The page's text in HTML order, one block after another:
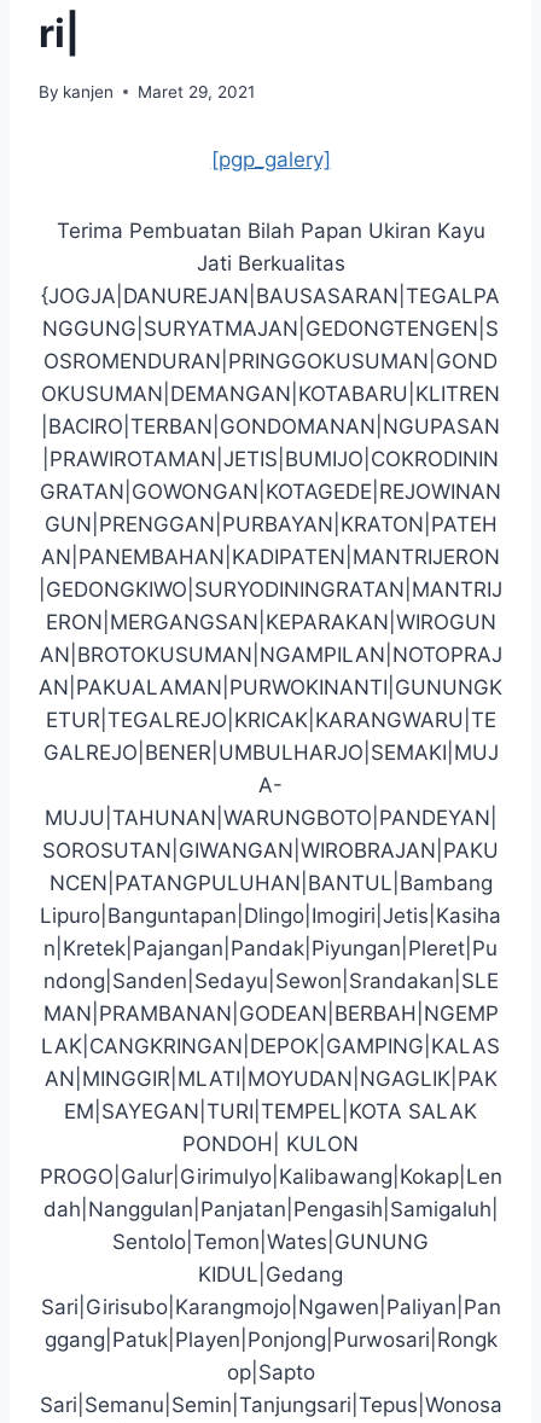
ri|
By kanjen Maret 29, 2021
[pgp_galery]
Terima Pembuatan Bilah Papan Ukiran Kayu
Jati Berkualitas
{JOGJA|DANUREJAN|BAUSASARAN|TEGALPA
NGGUNG|SURYATMAJAN|GEDONGTENGEN|S
OSROMENDURAN|PRINGGOKUSUMAN|GOND
OKUSUMAN|DEMANGAN|KOTABARU|KLITREN
|BACIRO|TERBAN|GONDOMANAN|NGUPASAN
|PRAWIROTAMAN|JETIS|BUMIJO|COKRODININ
GRATAN|GOWONGAN|KOTAGEDE|REJOWINAN
GUN|PRENGGAN|PURBAYAN|KRATON|PATEH
AN|PANEMBAHAN|KADIPATEN|MANTRIJERON
|GEDONGKIWO|SURYODININGRATAN|MANTRIJ
ERON|MERGANGSAN|KEPARAKAN|WIROGUN
AN|BROTOKUSUMAN|NGAMPILAN|NOTOPRAJ
AN|PAKUALAMAN|PURWOKINANTI|GUNUNGK
ETUR|TEGALREJO|KRICAK|KARANGWARU|TE
GALREJO|BENER|UMBULHARJO|SEMAKI|MUJ
A-
MUJU|TAHUNAN|WARUNGBOTO|PANDEYAN|
SOROSUTAN|GIWANGAN|WIROBRAJAN|PAKU
NCEN|PATANGPULUHAN|BANTUL|Bambang
Lipuro|Banguntapan|Dlingo|Imogiri|Jetis|Kasiha
n|Kretek|Pajangan|Pandak|Piyungan|Pleret|Pu
ndong|Sanden|Sedayu|Sewon|Srandakan|SLE
MAN|PRAMBANAN|GODEAN|BERBAH|NGEMP
LAK|CANGKRINGAN|DEPOK|GAMPING|KALAS
AN|MINGGIR|MLATI|MOYUDAN|NGAGLIK|PAK
EM|SAYEGAN|TURI|TEMPEL|KOTA SALAK
PONDOH| KULON
PROGO|Galur|Girimulyo|Kalibawang|Kokap|Len
dah|Nanggulan|Panjatan|Pengasih|Samigaluh|
Sentolo|Temon|Wates|GUNUNG
KIDUL|Gedang
Sari|Girisubo|Karangmojo|Ngawen|Paliyan|Pan
ggang|Patuk|Playen|Ponjong|Purwosari|Rongk
op|Sapto
Sari|Semanu|Semin|Tanjungsari|Tepus|Wonosa